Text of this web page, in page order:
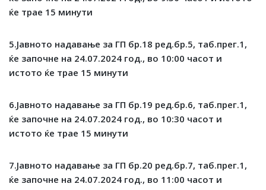
ќе трае 15 минути
5.Јавното надавање за ГП бр.18 ред.бр.5, таб.прег.1,
ќе започне на 24.07.2024 год., во 10:00 часот и
истото ќе трае 15 минути
6.Јавното надавање за ГП бр.19 ред.бр.6, таб.прег.1,
ќе започне на 24.07.2024 год., во 10:30 часот и
истото ќе трае 15 минути
7.Јавното надавање за ГП бр.20 ред.бр.7, таб.прег.1,
ќе започне на 24.07.2024 год., во 11 :00 часот и